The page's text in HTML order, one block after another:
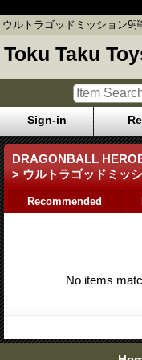
ウルトラゴッドミッション9
Toku Taku
Sign-in
DRAGONBALL
> ウルトラゴッドミッ
Recommended
No items